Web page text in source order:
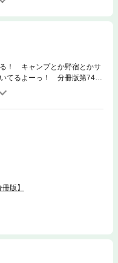
！ キャンプとか野宿とかサ
てるよーっ！ 分冊版第74
内容は同一のものとなりま
版】